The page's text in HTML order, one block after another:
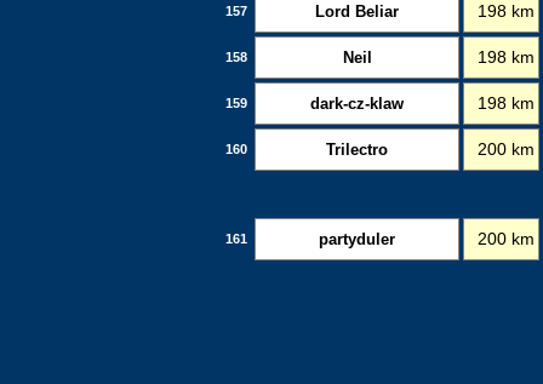
157 Lord Beliar 198 km
158 Neil 198 km
159 dark-cz-klaw 198 km
160 Trilectro 200 km
161 partyduler 200 km